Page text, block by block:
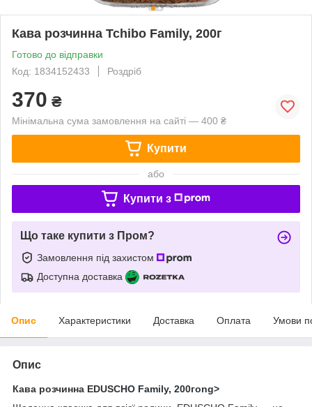
Кава розчинна Tchibo Family, 200г
Готово до відправки
Код: 1834152433
Роздріб
370 ₴
Мінімальна сума замовлення на сайті — 400 ₴
Купити
або
Купити з
Що таке купити з Пром?
Замовлення під захистом
Доступна доставка
Опис Характеристики Доставка Оплата Умови
Опис
Кава розчинна EDUSCHO Family, 200гong>